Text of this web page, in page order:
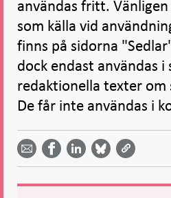
användas fritt. Vänligen
som källa vid
finns på sidorna
dock endast användas i
redaktionella texter om
De får inte användas i
Dela
email -
Öppnas
i ny flik
Dela på
Facebook
- Öppnas
Dela på
LinkedIn
-
Öppnas
i ny flik
på
Bluesky
-
i ny flik
på
Twitter
-
i ny flik